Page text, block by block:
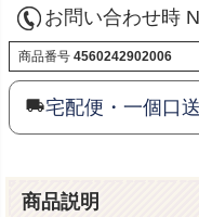
お問い合わせ時
商品番号 4560242902006
宅配便・一個口
商品説明